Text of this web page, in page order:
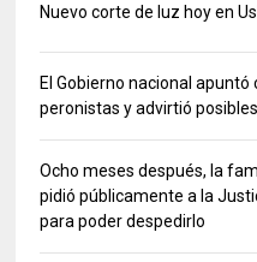
Nuevo corte de luz hoy en
El Gobierno nacional
peronistas y advirtió
Ocho meses después, la
pidió públicamente a la
para poder despedirlo